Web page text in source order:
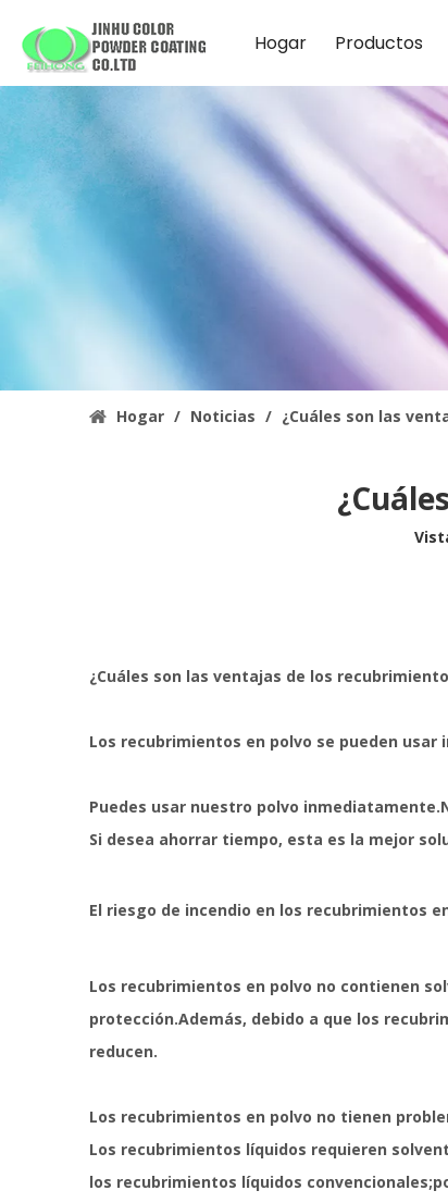
Hogar Productos
Hogar / Noticias / ¿Cuáles son las
¿Cuáles son las ventajas de los
Los recubrimientos en polvo se pueden usar
Puedes usar nuestro polvo
Si desea ahorrar tiempo, esta es la mejor
El riesgo de incendio en los recubrimientos
Los recubrimientos en polvo no contienen
protección.Además, debido a que los
reducen.
Los recubrimientos en polvo no tienen
Los recubrimientos líquidos requieren
los recubrimientos líquidos